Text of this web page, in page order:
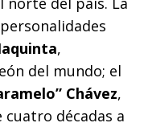
,
del mundo; el
Chávez,
décadas a